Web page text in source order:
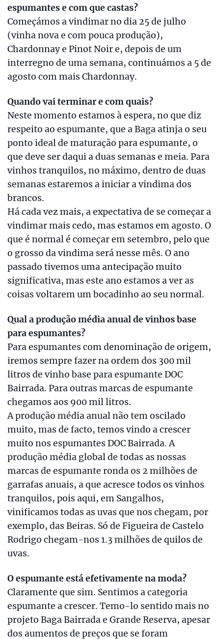
espumantes e com que castas?
Começámos a vindimar no dia 25 de julho
(vinha nova e com pouca produção),
Chardonnay e Pinot Noir e, depois de um
interregno de uma semana, continuámos a 5 de
agosto com mais Chardonnay.
Quando vai terminar e com quais?
Neste momento estamos à espera, no que diz
respeito ao espumante, que a Baga atinja o seu
ponto ideal de maturação para espumante, o
que deve ser daqui a duas semanas e meia. Para
vinhos tranquilos, no máximo, dentro de duas
semanas estaremos a iniciar a vindima dos
brancos.
Há cada vez mais, a expectativa de se começar a
vindimar mais cedo, mas estamos em agosto. O
que é normal é começar em setembro, pelo que
o grosso da vindima será nesse mês. O ano
passado tivemos uma antecipação muito
significativa, mas este ano estamos a ver as
coisas voltarem um bocadinho ao seu normal.
Qual a produção média anual de vinhos base
para espumantes?
Para espumantes com denominação de origem,
iremos sempre fazer na ordem dos 300 mil
litros de vinho base para espumante DOC
Bairrada. Para outras marcas de espumante
chegamos aos 900 mil litros.
A produção média anual não tem oscilado
muito, mas de facto, temos vindo a crescer
muito nos espumantes DOC Bairrada. A
produção média global de todas as nossas
marcas de espumante ronda os 2 milhões de
garrafas anuais, a que acresce todos os vinhos
tranquilos, pois aqui, em Sangalhos,
vinificamos todas as uvas que nos chegam, por
exemplo, das Beiras. Só de Figueira de Castelo
Rodrigo chegam-nos 1.3 milhões de quilos de
uvas.
O espumante está efetivamente na moda?
Claramente que sim. Sentimos a categoria
espumante a crescer. Temo-lo sentido mais no
projeto Baga Bairrada e Grande Reserva, apesar
dos aumentos de preços que se foram